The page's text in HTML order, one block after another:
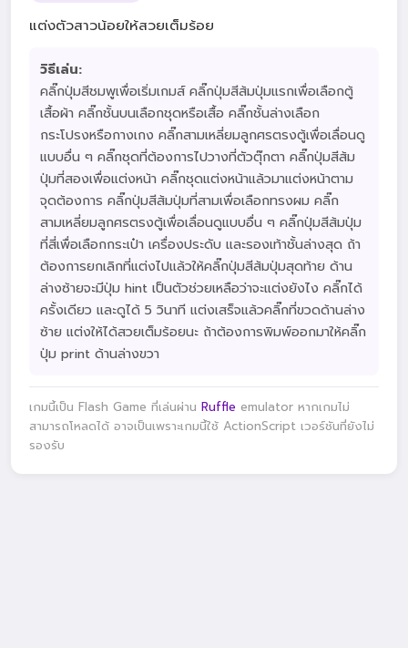
แต่งตัวสาวน้อยให้สวยเต็มร้อย
วิธีเล่น:
คลิ๊กปุ่มสีชมพูเพื่อเริ่มเกมส์ คลิ๊กปุ่มสีส้มปุ่มแรกเพื่อเลือกตู้
เสื้อผ้า คลิ๊กชั้นบนเลือกชุดหรือเสื้อ คลิ๊กชั้นล่างเลือก
กระโปรงหรือกางเกง คลิ๊กสามเหลี่ยมลูกศรตรงตู้เพื่อเลื่อนดู
แบบอื่น ๆ คลิ๊กชุดที่ต้องการไปวางที่ตัวตุ๊กตา คลิ๊กปุ่มสีส้ม
ปุ่มที่สองเพื่อแต่งหน้า คลิ๊กชุดแต่งหน้าแล้วมาแต่งหน้าตาม
จุดต้องการ คลิ๊กปุ่มสีส้มปุ่มที่สามเพื่อเลือกทรงผม คลิ๊ก
สามเหลี่ยมลูกศรตรงตู้เพื่อเลื่อนดูแบบอื่น ๆ คลิ๊กปุ่มสีส้มปุ่ม
ที่สี่เพื่อเลือกกระเป๋า เครื่องประดับ และรองเท้าชั้นล่างสุด ถ้า
ต้องการยกเลิกที่แต่งไปแล้วให้คลิ๊กปุ่มสีส้มปุ่มสุดท้าย ด้าน
ล่างซ้ายจะมีปุ่ม hint เป็นตัวช่วยเหลือว่าจะแต่งยังไง คลิ๊กได้
ครั้งเดียว และดูได้ 5 วินาที แต่งเสร็จแล้วคลิ๊กที่ขวดด้านล่าง
ซ้าย แต่งให้ได้สวยเต็มร้อยนะ ถ้าต้องการพิมพ์ออกมาให้คลิ๊ก
ปุ่ม print ด้านล่างขวา
เกมนี้เป็น Flash Game ที่เล่นผ่าน Ruffle emulator หากเกมไม่
สามารถโหลดได้ อาจเป็นเพราะเกมนี้ใช้ ActionScript เวอร์ชันที่ยังไม่
รองรับ